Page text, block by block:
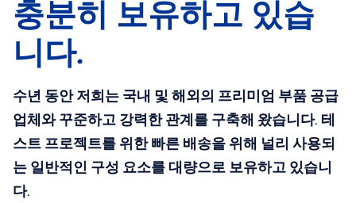
충분히 보유하고 있습
니다.
수년 동안 저희는 국내 및 해외의 프리미엄 부품 공급
업체와 꾸준하고 강력한 관계를 구축해 왔습니다. 테
스트 프로젝트를 위한 빠른 배송을 위해 널리 사용되
는 일반적인 구성 요소를 대량으로 보유하고 있습니
다.